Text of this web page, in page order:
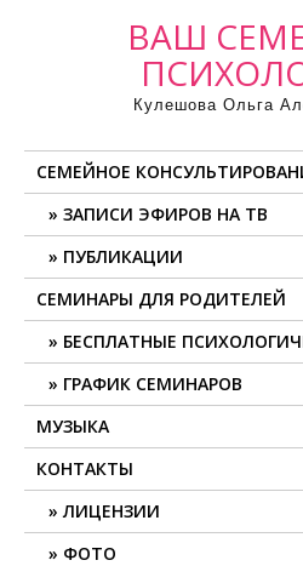
ВАШ
Кулешова Ольга
СЕМЕЙНОЕ
ЗАПИСИ ЭФИРОВ НА ТВ
ПУБЛИКАЦИИ
СЕМИНАРЫ ДЛЯ РОДИТЕЛЕЙ
БЕСПЛАТНЫЕ
ГРАФИК СЕМИНАРОВ
МУЗЫКА
КОНТАКТЫ
ЛИЦЕНЗИИ
ФОТО